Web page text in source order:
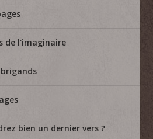
de l'imaginaire
bien un dernier vers ?